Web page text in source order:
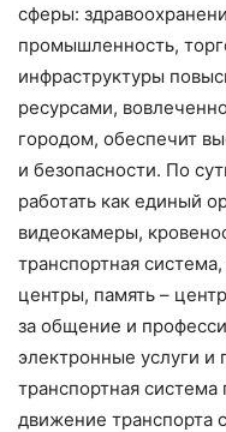
сферы:
промышленность,
инфраструктуры
ресурсами,
городом, обеспечит
и безопасности. По
работать как единый
видеокамеры,
транспортная
центры, память –
за общение и
электронные услуги и
транспортная система
движение транспорта